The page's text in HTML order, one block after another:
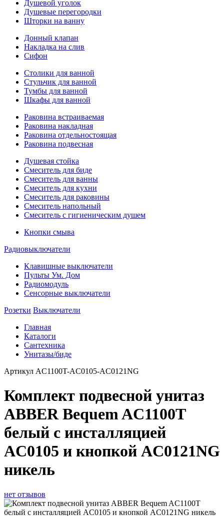
Душевой уголок
Душевые перегородки
Шторки на ванну
Донный клапан
Накладка на слив
Сифон
Столики для ванной
Стульчик для ванной
Тумбы для ванной
Шкафы для ванной
Раковина встраиваемая
Раковина накладная
Раковина отдельностоящая
Раковина подвесная
Душевая стойка
Смеситель для биде
Смеситель для ванны
Смеситель для кухни
Смеситель для раковины
Смеситель напольный
Смеситель с гигиеническим душем
Кнопки смыва
Радиовыключатели
Клавишные выключатели
Пульты Ум. Дом
Радиомодуль
Сенсорные выключатели
Розетки Выключатели
Главная
Каталоги
Сантехника
Унитазы/биде
Артикул AC1100T-AC0105-AC0121NG
Комплект подвесной унитаз
ABBER Bequem AC1100T
белый с инсталляцией
AC0105 и кнопкой AC0121NG
никель
нет отзывов